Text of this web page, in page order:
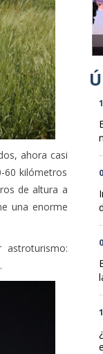
ahora casi
60 kilómetros
de altura a
una enorme